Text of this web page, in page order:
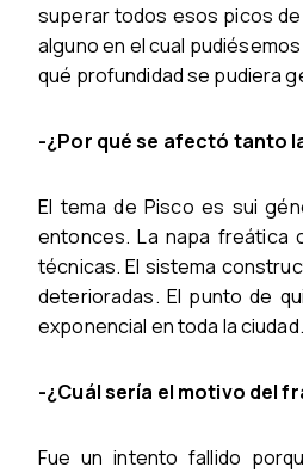
superar todos esos picos de
alguno en el cual
qué profundidad se pudiera
-¿Por qué se afectó tanto
El tema de Pisco es sui
entonces. La napa freática
técnicas. El sistema
deterioradas. El punto de
exponencial en toda la ciudad.
-¿Cuál sería el motivo del
Fue un intento fallido